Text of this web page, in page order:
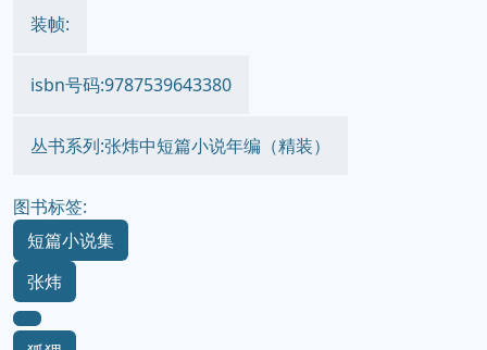
装帧:
isbn号码:9787539643380
丛书系列:张炜中短篇小说年编（精装）
图书标签:
短篇小说集
张炜